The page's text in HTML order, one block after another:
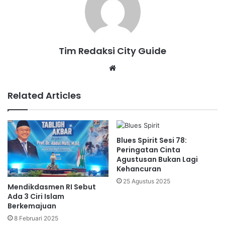
Tim Redaksi City Guide
Related Articles
Mendikdasmen RI Sebut
Ada 3 Ciri Islam
Berkemajuan
8 Februari 2025
Blues Spirit Sesi 78:
Peringatan Cinta
Agustusan Bukan Lagi
Kehancuran
25 Agustus 2025